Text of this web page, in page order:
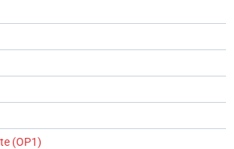
(OP1)